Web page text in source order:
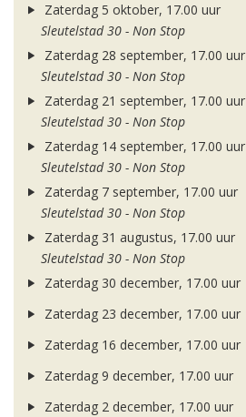
Zaterdag 5 oktober, 17.00 uur
Sleutelstad 30 - Non Stop
Zaterdag 28 september, 17.00 uur
Sleutelstad 30 - Non Stop
Zaterdag 21 september, 17.00 uur
Sleutelstad 30 - Non Stop
Zaterdag 14 september, 17.00 uur
Sleutelstad 30 - Non Stop
Zaterdag 7 september, 17.00 uur
Sleutelstad 30 - Non Stop
Zaterdag 31 augustus, 17.00 uur
Sleutelstad 30 - Non Stop
Zaterdag 30 december, 17.00 uur
Zaterdag 23 december, 17.00 uur
Zaterdag 16 december, 17.00 uur
Zaterdag 9 december, 17.00 uur
Zaterdag 2 december, 17.00 uur